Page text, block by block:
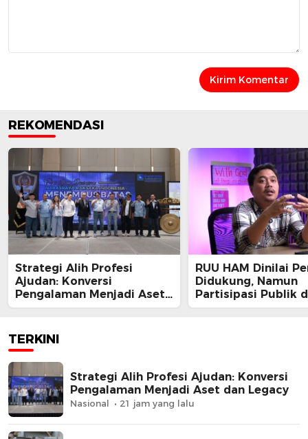
REKOMENDASI
Strategi Alih Profesi
Ajudan: Konversi
Pengalaman Menjadi Aset
dan Legacy
RUU HAM Dinilai
Didukung, Namun
Partisipasi Publik
Perbaikan
TERKINI
Strategi Alih Profesi Ajudan: Konversi
Pengalaman Menjadi Aset dan Legacy
Nasional 21 jam yang lalu